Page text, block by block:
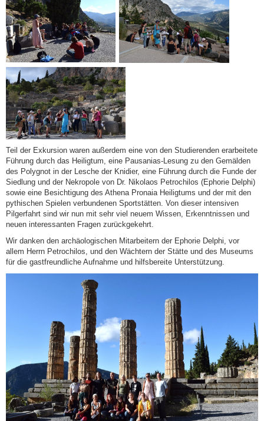
Teil der Exkursion waren außerdem eine von den Studierenden erarbeitete
Führung durch das Heiligtum, eine Pausanias-Lesung zu den Gemälden
des Polygnot in der Lesche der Knidier, eine Führung durch die Funde der
Siedlung und der Nekropole von Dr. Nikolaos Petrochilos (Ephorie Delphi)
sowie eine Besichtigung des Athena Pronaia Heiligtums und der mit den
pythischen Spielen verbundenen Sportstätten. Von dieser intensiven
Pilgerfahrt sind wir nun mit sehr viel neuem Wissen, Erkenntnissen und
neuen interessanten Fragen zurückgekehrt.
Wir danken den archäologischen Mitarbeitern der Ephorie Delphi, vor
allem Herrn Petrochilos, und den Wächtern der Stätte und des Museums
für die gastfreundliche Aufnahme und hilfsbereite Unterstützung.